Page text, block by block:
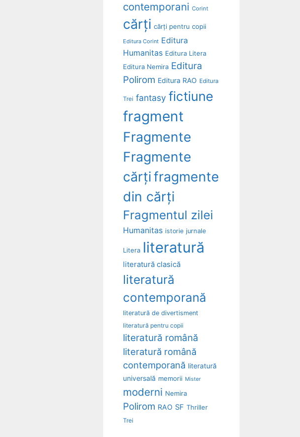
contemporani Corint
cărți cărți pentru copii
Editura Corint Editura
Humanitas Editura Litera
Editura Nemira Editura
Polirom Editura RAO Editura
Trei fantasy fictiune
fragment
Fragmente
Fragmente
cărțifragmente
din cărți
Fragmentul zilei
Humanitas istorie jurnale
Litera literatură
literatură clasică
literatură
contemporană
literatură de divertisment
literatură pentru copii
literatură română
literatură română
contemporană literatură
universală memorii Mister
moderni Nemira
Polirom RAO SF Thriller
Trei